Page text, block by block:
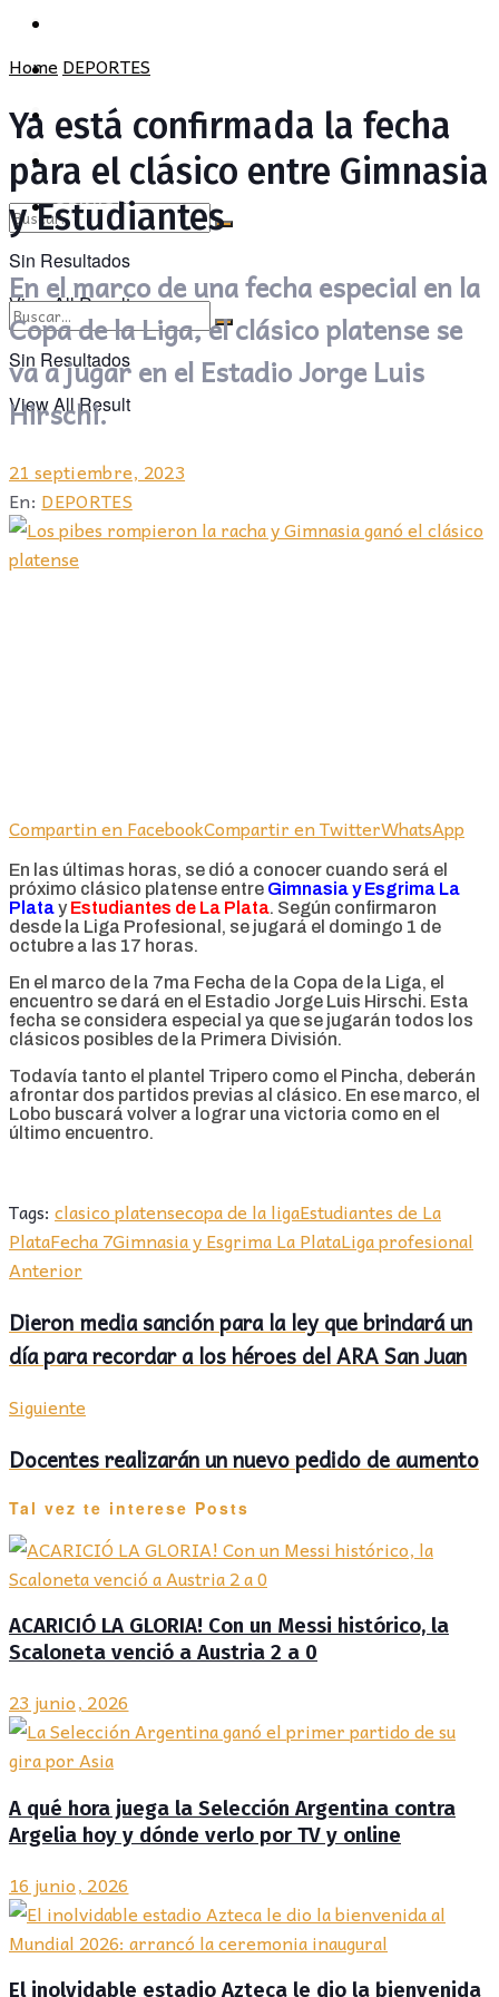
SOCIEDAD
CULTURA
OPINIÓN
Sin Resultados
View All Result
POLÍTICA
SOCIEDAD
CULTURA
OPINIÓN
Sin Resultados
View All Result
HomeDEPORTES
Ya está confirmada la fecha
para el clásico entre Gimnasia
y Estudiantes
En el marco de una fecha especial en la
Copa de la Liga, el clásico platense se
va a jugar en el Estadio Jorge Luis
Hirschi.
21 septiembre, 2023
En: DEPORTES
Compartin en FacebookCompartir en TwitterWhatsApp
En las últimas horas, se dió a conocer cuando será el
próximo clásico platense entre Gimnasia y Esgrima La
PlatayEstudiantes de La Plata. Según confirmaron
desde la Liga Profesional, se jugará el domingo 1 de
octubre a las 17 horas.
En el marco de la 7ma Fecha de la Copa de la Liga, el
encuentro se dará en el Estadio Jorge Luis Hirschi. Esta
fecha se considera especial ya que se jugarán todos los
clásicos posibles de la Primera División.
Todavía tanto el plantel Tripero como el Pincha, deberán
afrontar dos partidos previas al clásico. En ese marco, el
Lobo buscará volver a lograr una victoria como en el
último encuentro.
Tags: clasico platensecopa de la ligaEstudiantes de La
PlataFecha 7Gimnasia y Esgrima La PlataLiga profesional
Anterior
Dieron media sanción para la ley que brindará un
día para recordar a los héroes del ARA San Juan
Siguiente
Docentes realizarán un nuevo pedido de aumento
Tal vez te interese Posts
ACARICIÓ LA GLORIA! Con un Messi histórico, la
Scaloneta venció a Austria 2 a 0
23 junio, 2026
A qué hora juega la Selección Argentina contra
Argelia hoy y dónde verlo por TV y online
16 junio, 2026
El inolvidable estadio Azteca le dio la bienvenida